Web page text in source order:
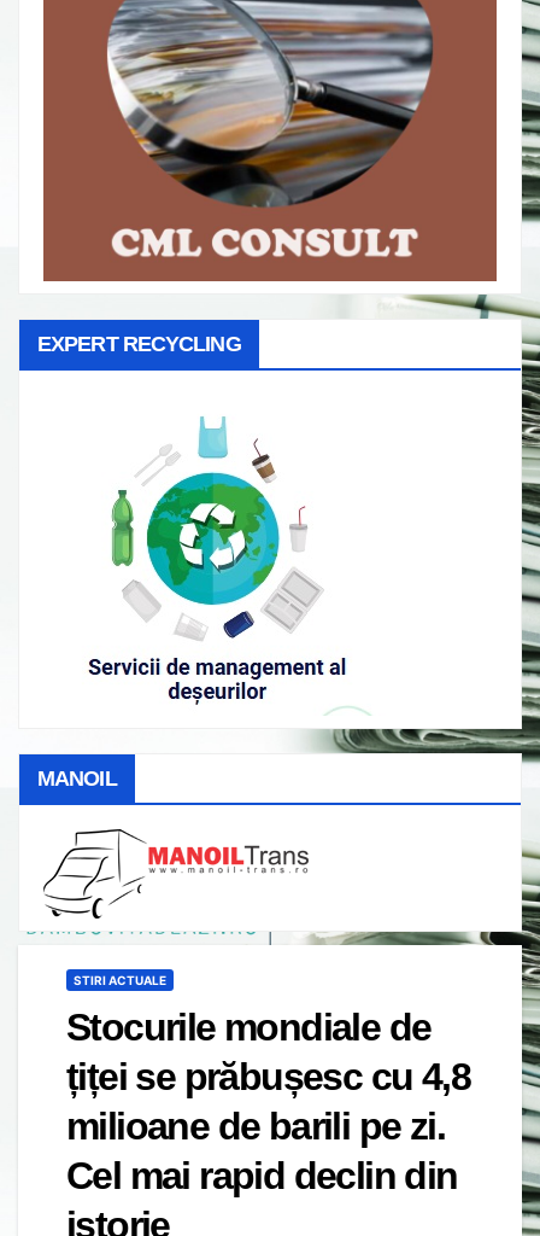
EXPERT RECYCLING
MANOIL
STIRI ACTUALE
Stocurile mondiale de
țiței se prăbușesc cu 4,8
milioane de barili pe zi.
Cel mai rapid declin din
istorie